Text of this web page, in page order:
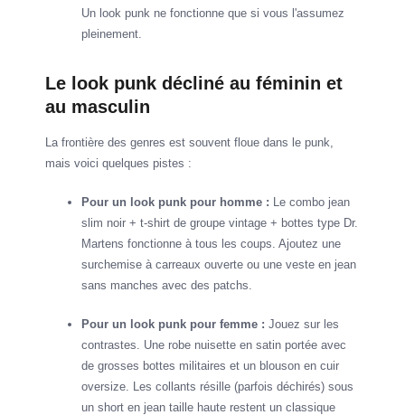
Un look punk ne fonctionne que si vous l'assumez
pleinement.
Le look punk décliné au féminin et
au masculin
La frontière des genres est souvent floue dans le punk,
mais voici quelques pistes :
Pour un look punk pour homme : Le combo jean
slim noir + t-shirt de groupe vintage + bottes type Dr.
Martens fonctionne à tous les coups. Ajoutez une
surchemise à carreaux ouverte ou une veste en jean
sans manches avec des patchs.
Pour un look punk pour femme : Jouez sur les
contrastes. Une robe nuisette en satin portée avec
de grosses bottes militaires et un blouson en cuir
oversize. Les collants résille (parfois déchirés) sous
un short en jean taille haute restent un classique